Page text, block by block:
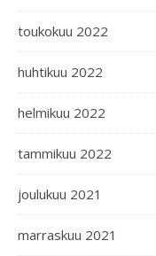
toukokuu 2022
huhtikuu 2022
helmikuu 2022
tammikuu 2022
joulukuu 2021
marraskuu 2021